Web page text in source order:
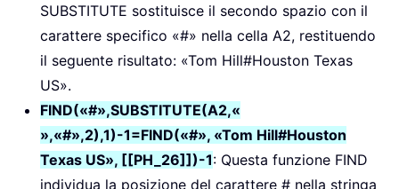
SUBSTITUTE sostituisce il secondo spazio con il
carattere specifico «#» nella cella A2, restituendo
il seguente risultato: «Tom Hill#Houston Texas
US».
FIND(«#»,SUBSTITUTE(A2,«
»,«#»,2),1)-1=FIND(«#», «Tom Hill#Houston
Texas US», [[PH_26]])-1: Questa funzione FIND
individua la posizione del carattere # nella stringa